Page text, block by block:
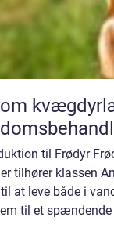
til Frødyr
tilhører klassen
at leve både i
til et spændende